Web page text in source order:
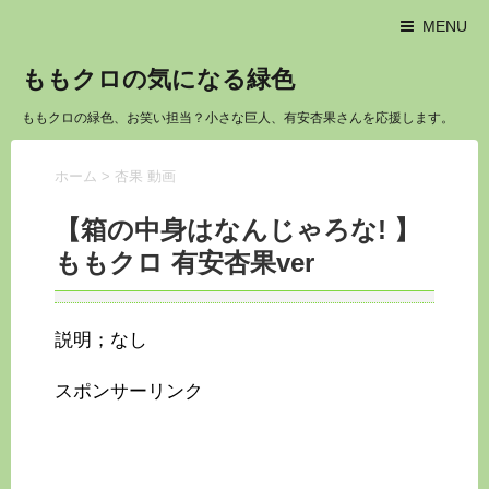
MENU
ももクロの気になる緑色
ももクロの緑色、お笑い担当？小さな巨人、有安杏果さんを応援します。
ホーム > 杏果 動画
【箱の中身はなんじゃろな! 】
ももクロ 有安杏果ver
説明；なし
スポンサーリンク